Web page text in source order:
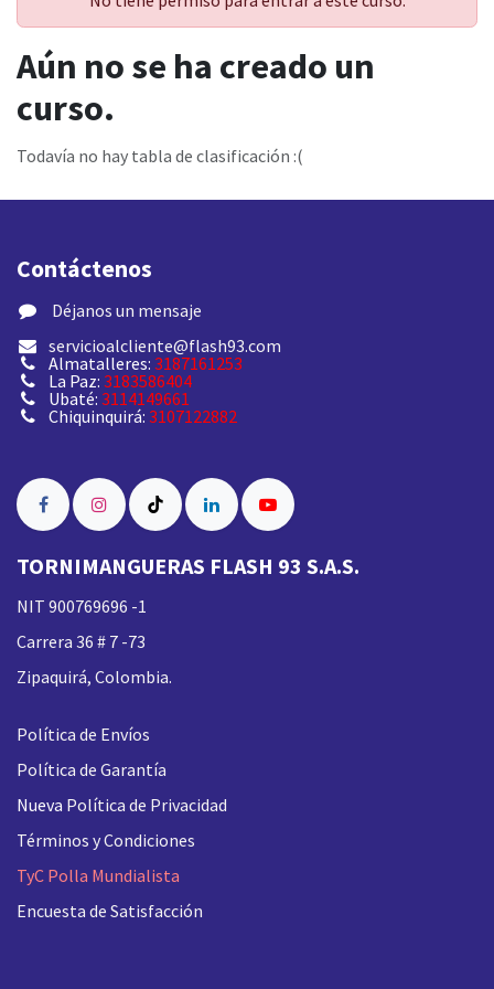
Todavía no hay tabla de clasificación :(
Aún no se ha creado un
curso.
Contáctenos
​ Déjanos un mensaje
servicioalcliente@flash93.com
Almatalleres: 3187161253
La Paz: 3183586404
Ubaté: 3114149661
Chiquinquirá: 3107122882
TORNIMANGUERAS FLASH 93 S.A.S.
NIT 900769696 -1
Carrera 36 # 7 -73
Zipaquirá, Colombia.
Política de Envíos
Política de Garantía
Nueva Política de Privacidad
Términos y Condiciones
TyC Polla Mundialista
Encuesta de Satisfacción